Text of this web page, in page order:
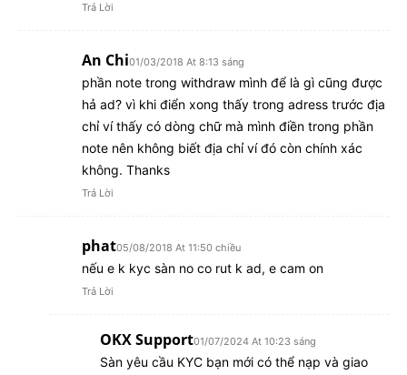
Trả Lời
An Chi01/03/2018 At 8:13 sáng
phần note trong withdraw mình để là gì cũng được
hả ad? vì khi điển xong thấy trong adress trước địa
chỉ ví thấy có dòng chữ mà mình điền trong phần
note nên không biết địa chỉ ví đó còn chính xác
không. Thanks
Trả Lời
phat05/08/2018 At 11:50 chiều
nếu e k kyc sàn no co rut k ad, e cam on
Trả Lời
OKX Support01/07/2024 At 10:23 sáng
Sàn yêu cầu KYC bạn mới có thể nạp và giao